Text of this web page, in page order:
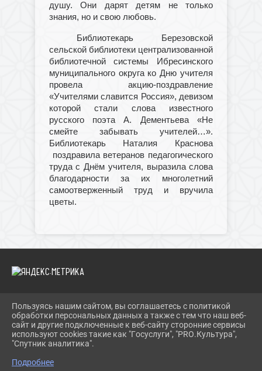
душу. Они дарят детям не только
знания, но и свою любовь.
Библиотекарь Березовской
сельской библиотеки централизованной
библиотечной системы Ибресинского
муниципального округа ко Дню учителя
провела акцию-поздравление
«Учителями славится Россия», девизом
которой стали слова известного
русского поэта А. Дементьева «Не
смейте забывать учителей…».
Библиотекарь Наталия Краснова
поздравила ветеранов педагогического
труда с Днём учителя, выразила слова
благодарности за их многолетний
самоотверженный труд и вручила
цветы.
2026 Г. IBRBIB.RU
ВХОД
КАРТА САЙТА
ПОЛИТИКА ОБРАБОТКИ ПЕРСОНАЛЬНЫХ ДАННЫХ
СДЕЛАНО НА KUBCMS
Пользуясь нашим сайтом, вы соглашаетесь с политикой
обработки персональных данных а также с тем что наш веб-
сайт и другие подключенные к веб-сайту сторонние сервисы
используют cookies такие как "Госуслуги", "PRO.Культура",
"Спутник аналитика".
Подробнее